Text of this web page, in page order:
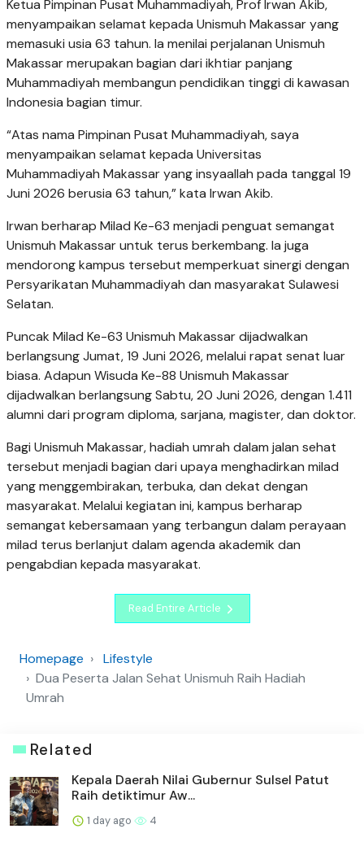
Ketua Pimpinan Pusat Muhammadiyah, Prof Irwan Akib,
menyampaikan selamat kepada Unismuh Makassar yang
memasuki usia 63 tahun. Ia menilai perjalanan Unismuh
Makassar merupakan bagian dari ikhtiar panjang
Muhammadiyah membangun pendidikan tinggi di kawasan
Indonesia bagian timur.
“Atas nama Pimpinan Pusat Muhammadiyah, saya
menyampaikan selamat kepada Universitas
Muhammadiyah Makassar yang insyaallah pada tanggal 19
Juni 2026 berusia 63 tahun,” kata Irwan Akib.
Irwan berharap Milad Ke-63 menjadi penguat semangat
Unismuh Makassar untuk terus berkembang. Ia juga
mendorong kampus tersebut memperkuat sinergi dengan
Persyarikatan Muhammadiyah dan masyarakat Sulawesi
Selatan.
Puncak Milad Ke-63 Unismuh Makassar dijadwalkan
berlangsung Jumat, 19 Juni 2026, melalui rapat senat luar
biasa. Adapun Wisuda Ke-88 Unismuh Makassar
dijadwalkan berlangsung Sabtu, 20 Juni 2026, dengan 1.411
alumni dari program diploma, sarjana, magister, dan doktor.
Bagi Unismuh Makassar, hadiah umrah dalam jalan sehat
tersebut menjadi bagian dari upaya menghadirkan milad
yang menggembirakan, terbuka, dan dekat dengan
masyarakat. Melalui kegiatan ini, kampus berharap
semangat kebersamaan yang terbangun dalam perayaan
milad terus berlanjut dalam agenda akademik dan
pengabdian kepada masyarakat.
Read Entire Article
Homepage
Lifestyle
Dua Peserta Jalan Sehat Unismuh Raih Hadiah
Umrah
Related
Kepala Daerah Nilai Gubernur Sulsel Patut
Raih detiktimur Aw...
1 day ago 4